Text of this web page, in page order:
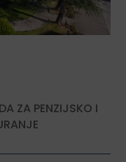
ZA PENZIJSKO I